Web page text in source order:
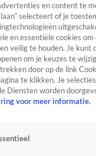
WeerTip de
en content te
selecteert of je
en essentiële cookies
veilig te houden. Je kunt
om je keuzes te
door op de link
te klikken. Je
Diensten worden
voor meer informatie.